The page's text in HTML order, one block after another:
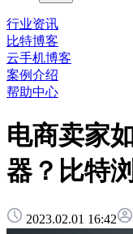
行业资讯
比特博客
云手机博客
案例介绍
帮助中心
电商卖家
器？比特
2023.02.01 16:42